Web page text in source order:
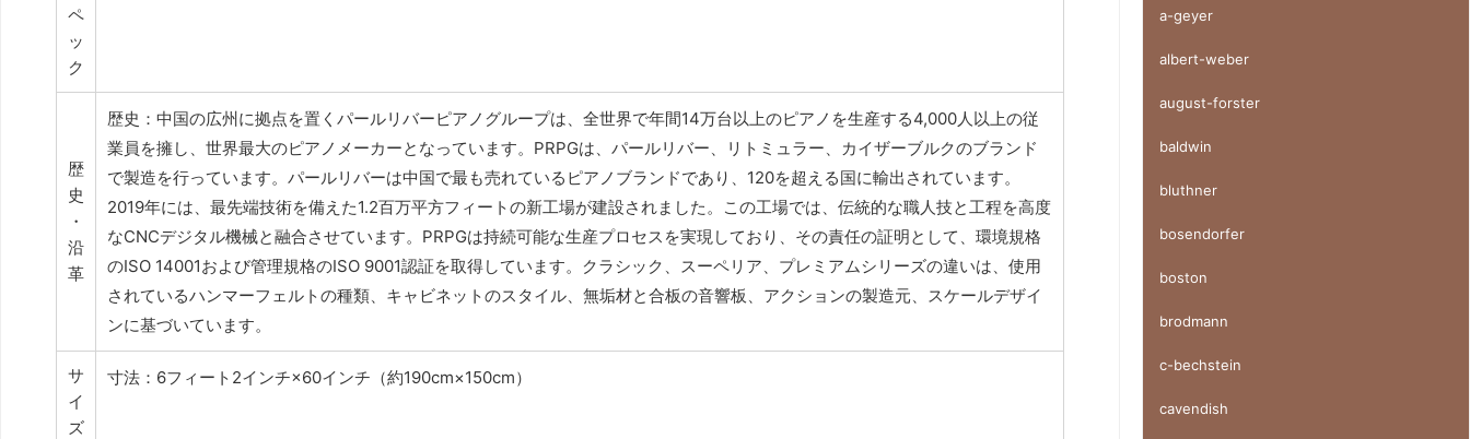
ペ
ッ
ク
歴
史
・
沿
革
歴史：中国の広州に拠点を置くパールリバーピアノグループは、全世界で年間14万台以上のピアノを生産する4,000人以上の従
業員を擁し、世界最大のピアノメーカーとなっています。PRPGは、パールリバー、リトミュラー、カイザーブルクのブランド
で製造を行っています。パールリバーは中国で最も売れているピアノブランドであり、120を超える国に輸出されています。
2019年には、最先端技術を備えた1.2百万平方フィートの新工場が建設されました。この工場では、伝統的な職人技と工程を高度
なCNCデジタル機械と融合させています。PRPGは持続可能な生産プロセスを実現しており、その責任の証明として、環境規格
のISO 14001および管理規格のISO 9001認証を取得しています。クラシック、スーペリア、プレミアムシリーズの違いは、使用
されているハンマーフェルトの種類、キャビネットのスタイル、無垢材と合板の音響板、アクションの製造元、スケールデザイ
ンに基づいています。
サ
イ
ズ
寸法：6フィート2インチ×60インチ（約190cm×150cm）
a-geyer
albert-weber
august-forster
baldwin
bluthner
bosendorfer
boston
brodmann
c-bechstein
cavendish